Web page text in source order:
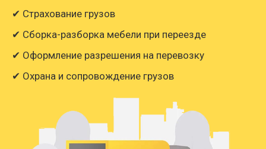
✔ Страхование грузов
✔ Сборка-разборка мебели при переезде
✔ Оформление разрешения на перевозку
✔ Охрана и сопровождение грузов